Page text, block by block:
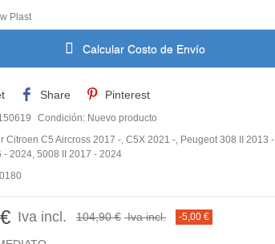
Plast
Calcular Costo de Envío
Share Pinterest
Condición: Nuevo producto
Citroen C5 Aircross 2017 -, C5X 2021 -, Peugeot 308 II 2013
- 2024, 5008 II 2017 - 2024
Iva incl. 104,90 € Iva incl. -5,00 €